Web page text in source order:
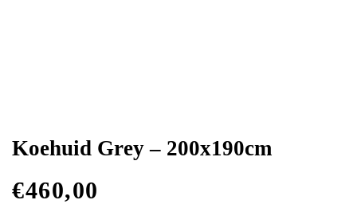
Koehuid Grey – 200x190cm
€460,00